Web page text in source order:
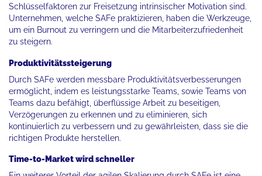
Schlüsselfaktoren zur Freisetzung intrinsischer Motivation sind.
Unternehmen, welche SAFe praktizieren, haben die Werkzeuge,
um ein Burnout zu verringern und die Mitarbeiterzufriedenheit
zu steigern.
Produktivitätssteigerung
Durch SAFe werden messbare Produktivitätsverbesserungen
ermöglicht, indem es leistungsstarke Teams, sowie Teams von
Teams dazu befähigt, überflüssige Arbeit zu beseitigen,
Verzögerungen zu erkennen und zu eliminieren, sich
kontinuierlich zu verbessern und zu gewährleisten, dass sie die
richtigen Produkte herstellen.
Time-to-Market wird schneller